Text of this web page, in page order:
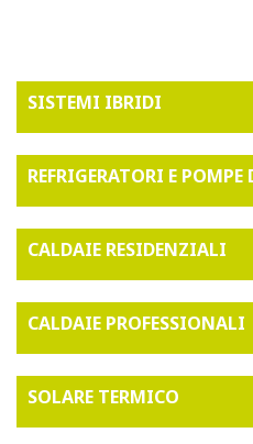
SISTEMI IBRIDI
REFRIGERATORI E
CALDAIE RESIDENZIALI
CALDAIE PROFESSIONALI
SOLARE TERMICO